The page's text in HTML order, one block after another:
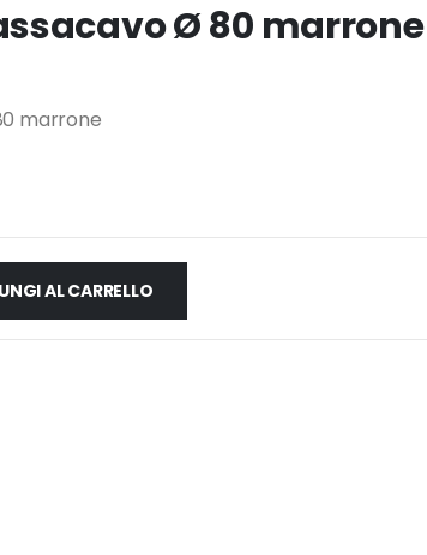
Ø 80 marrone
marrone
AL CARRELLO